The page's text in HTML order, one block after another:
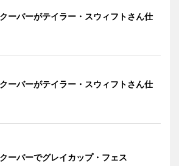
ーバーがテイラー・スウィフトさん仕
ーバーがテイラー・スウィフトさん仕
ーバーでグレイカップ・フェス